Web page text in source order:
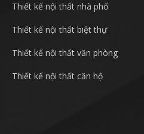
Thiết kế nội thất nhà phố
Thiết kế nội thất biệt thự
Thiết kế nội thất văn phòng
Thiết kế nội thất căn hộ